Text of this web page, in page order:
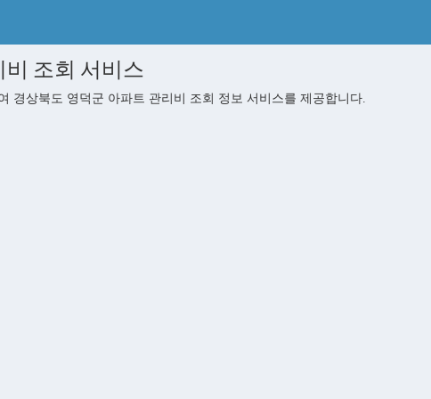
조회 서비스
경상북도 영덕군 아파트 관리비 조회 정보 서비스를 제공합니다.